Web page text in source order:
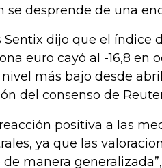
se desprende de una
Sentix dijo que el índice
euro cayó al -16,8 en
más bajo desde
del consenso de
positiva a las
ya que las
manera